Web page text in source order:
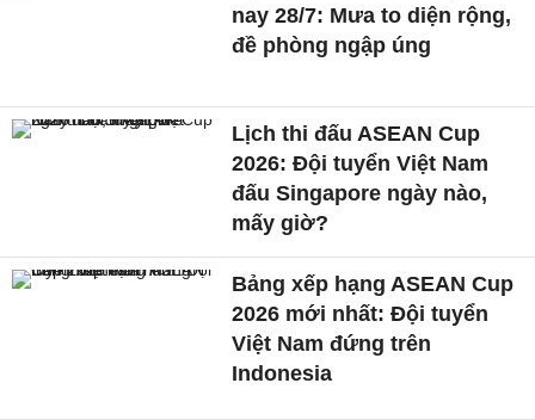
nay 28/7: Mưa to diện rộng,
đề phòng ngập úng
Lịch thi đấu ASEAN Cup
2026: Đội tuyển Việt Nam
đấu Singapore ngày nào,
mấy giờ?
Bảng xếp hạng ASEAN Cup
2026 mới nhất: Đội tuyển
Việt Nam đứng trên
Indonesia